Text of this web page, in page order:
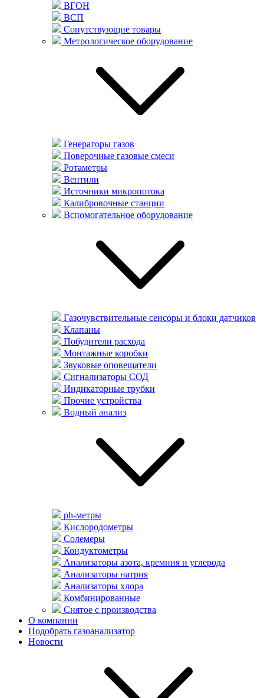
ВГОН
ВСП
Сопутствующие товары
Метрологическое оборудование
Генераторы газов
Поверочные газовые смеси
Ротаметры
Вентили
Источники микропотока
Калибровочные станции
Вспомогательное оборудование
Газочувствительные сенсоры и блоки датчиков
Клапаны
Побудители расхода
Монтажные коробки
Звуковые оповещатели
Сигнализаторы СОД
Индикаторные трубки
Прочие устройства
Водный анализ
ph-метры
Кислородометры
Солемеры
Кондуктометры
Анализаторы азота, кремния и углерода
Анализаторы натрия
Анализаторы хлора
Комбинированные
Снятое с производства
О компании
Подобрать газоанализатор
Новости